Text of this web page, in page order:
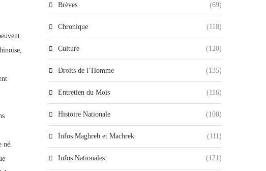
né.
Brèves (69)
Chronique (118)
Culture (120)
Droits de l’Homme (135)
Entretien du Mois (116)
Histoire Nationale (100)
Infos Maghreb et Machrek (111)
Infos Nationales (121)